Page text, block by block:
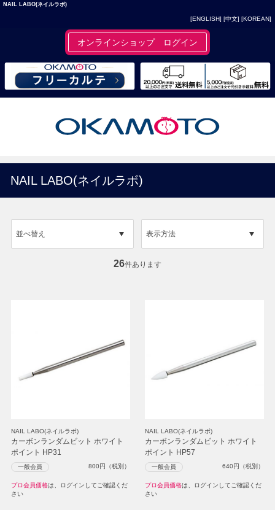
NAIL LABO(ネイルラボ)
[ENGLISH] [中文] [KOREAN]
オンラインショップ ログイン
NAIL LABO(ネイルラボ)
表示方法
並べ替え
26件あります
NAIL LABO(ネイルラボ)
カーボンランダムビット ホワイト
ポイント HP31
一般会員 800円（税別）
プロ会員価格は、ログインしてご確認くだ
さい
NAIL LABO(ネイルラボ)
カーボンランダムビット ホワイト
ポイント HP57
一般会員 640円（税別）
プロ会員価格は、ログインしてご確認くだ
さい